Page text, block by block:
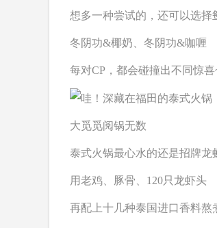
想多一种尝试的，还可以选择
冬阴功&椰奶、冬阴功&咖喱
每对CP，都会碰撞出不同惊喜
大觅觅阅锅无数
泰式火锅最心水的还是招牌龙
用老鸡、豚骨、120只龙虾头
再配上十几种泰国进口香料熬